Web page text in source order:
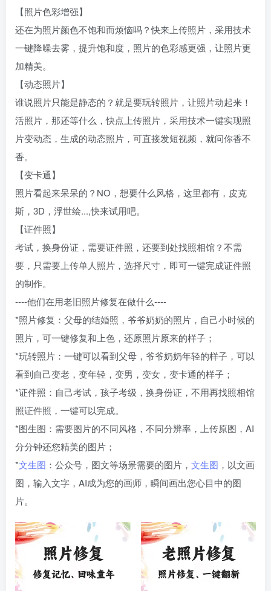
【照片色彩增强】
还在为照片颜色不饱和而烦恼吗？快来上传照片，采用技术
一键降噪去雾，提升饱和度，照片的色彩感更强，让照片更
加精美。
【动态照片】
谁说照片只能是静态的？就是要玩转照片，让照片动起来！
活照片，那还等什么，快点上传照片，采用技术一键实现照
片变动态，生成的动态照片，可直接发短视频，就问你香不
香。
【变卡通】
照片看起来呆呆的？NO，想要什么风格，这里都有，皮克
斯，3D，浮世绘...,快来试用吧。
【证件照】
考试，换身份证，需要证件照，还要到处找照相馆？不需
要，只需要上传单人照片，选择尺寸，即可一键完成证件照
的制作。
----他们在用老旧照片修复在做什么----
*照片修复：父母的结婚照，爷爷奶奶的照片，自己小时候的
照片，可一键修复和上色，还原照片原来的样子；
*玩转照片：一键可以看到父母，爷爷奶奶年轻的样子，可以
看到自己变老，变年轻，变男，变女，变卡通的样子；
*证件照：自己考试，孩子考级，换身份证，不用再找照相馆
照证件照，一键可以完成。
*图生图：需要图片的不同风格，不同分辨率，上传原图，AI
分分钟还您精美的图片；
*文生图 ：公众号，图文等场景需要的图片， 文生图 ，以文画
图，输入文字，AI成为您的画师，瞬间画出您心目中的图
片。